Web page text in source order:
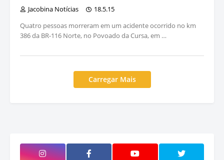
Jacobina Notícias
18.5.15
Quatro pessoas morreram em um acidente ocorrido no km
386 da BR-116 Norte, no Povoado da Cursa, em …
Carregar Mais